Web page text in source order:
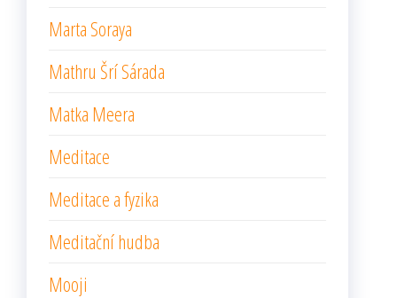
Marta Soraya
Mathru Šrí Sárada
Matka Meera
Meditace
Meditace a fyzika
Meditační hudba
Mooji